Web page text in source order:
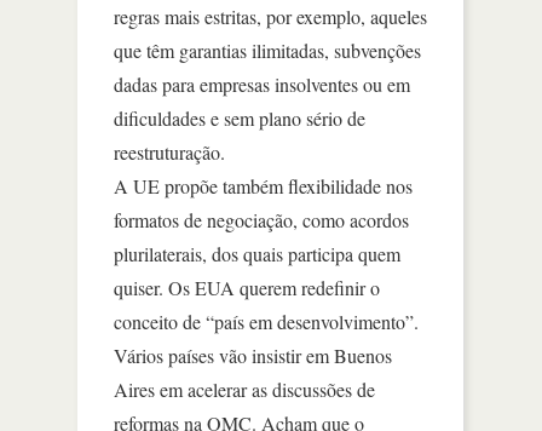
regras mais estritas, por exemplo, aqueles
que têm garantias ilimitadas, subvenções
dadas para empresas insolventes ou em
dificuldades e sem plano sério de
reestruturação.
A UE propõe também flexibilidade nos
formatos de negociação, como acordos
plurilaterais, dos quais participa quem
quiser. Os EUA querem redefinir o
conceito de “país em desenvolvimento”.
Vários países vão insistir em Buenos
Aires em acelerar as discussões de
reformas na OMC. Acham que o